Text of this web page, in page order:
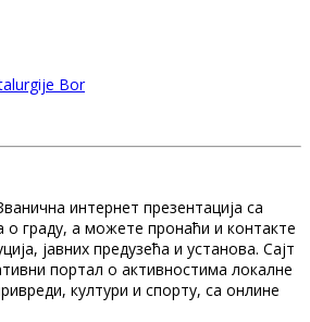
интернет презентација са
граду, а можете пронаћи и контакте
јавних предузећа и установа. Сајт
портал о активностима локалне
култури и спорту, са онлине